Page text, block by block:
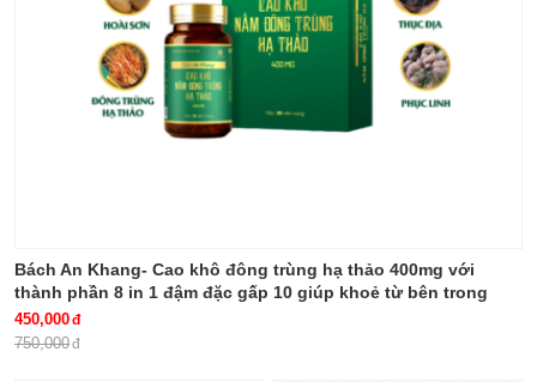
Bách An Khang- Cao khô đông trùng hạ thảo 400mg với
thành phần 8 in 1 đậm đặc gấp 10 giúp khoẻ từ bên trong
bảo vệ gia đình bạn
450,000
750,000